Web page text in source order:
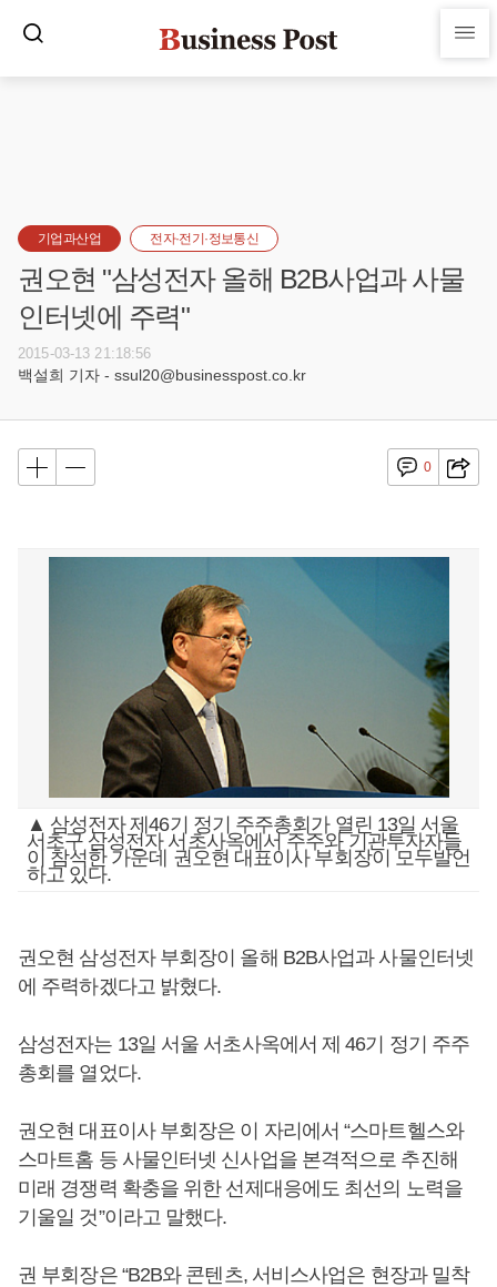
기업과산업 전자·전기·정보통신
권오현 "삼성전자 올해 B2B사업과 사물
인터넷에 주력"
2015-03-13 21:18:56
백설희 기자 - ssul20@businesspost.co.kr
0
▲ 삼성전자 제46기 정기 주주총회가 열린 13일 서울
서초구 삼성전자 서초사옥에서 주주와 기관투자자들
이 참석한 가운데 권오현 대표이사 부회장이 모두발언
하고 있다.
권오현 삼성전자 부회장이 올해 B2B사업과 사물인터넷
에 주력하겠다고 밝혔다.
삼성전자는 13일 서울 서초사옥에서 제 46기 정기 주주
총회를 열었다.
권오현 대표이사 부회장은 이 자리에서 “스마트헬스와
스마트홈 등 사물인터넷 신사업을 본격적으로 추진해
미래 경쟁력 확충을 위한 선제대응에도 최선의 노력을
기울일 것”이라고 말했다.
권 부회장은 “B2B와 콘텐츠, 서비스사업은 현장과 밀착